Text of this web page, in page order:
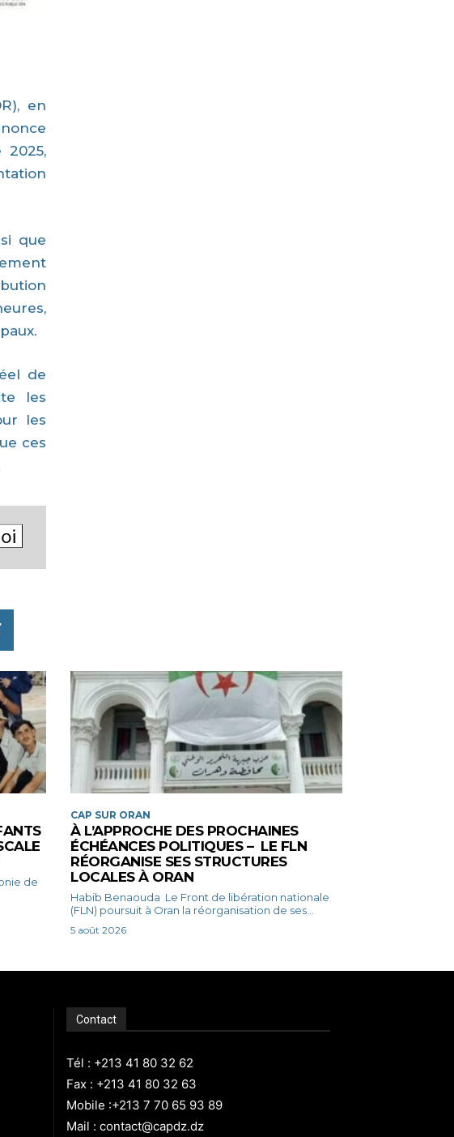
en
2025,
que
de
les
les
ces
CAP SUR ORAN
À L’APPROCHE DES PROCHAINES
ÉCHÉANCES POLITIQUES – LE FLN
RÉORGANISE SES STRUCTURES
LOCALES À ORAN
Habib Benaouda Le Front de libération nationale
(FLN) poursuit à Oran la réorganisation de ses...
5 août 2026
Contact
Tél : +213 41 80 32 62
Fax : +213 41 80 32 63
Mobile :+213 7 70 65 93 89
Mail : contact@capdz.dz